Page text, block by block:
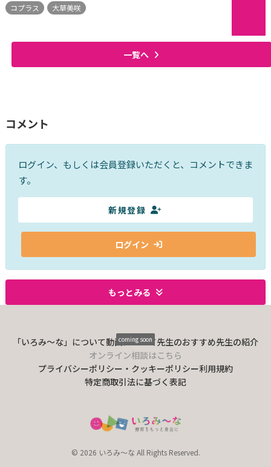
コプラス 大草美咲
一覧へ
コメント
ログイン、もしくは会員登録いただくと、コメントできま
す。
新規登録
ログイン
もっとみる
「いろみ〜な」について動画について先生のおすすめ先生の紹介
オンライン相談はこちら
coming soon
プライバシーポリシー・クッキーポリシー利用規約
特定商取引法に基づく表記
© 2026 いろみ～な All Rights Reserved.